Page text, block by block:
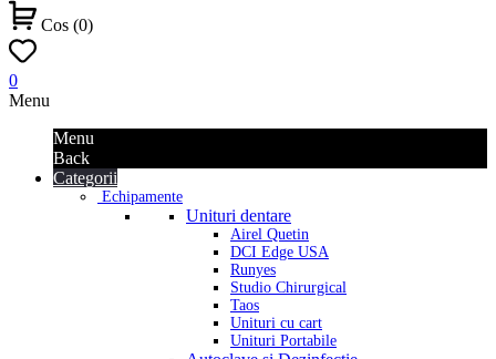
Cos (0)
0
Menu
Menu
Back
Categorii
Echipamente
Unituri dentare
Airel Quetin
DCI Edge USA
Runyes
Studio Chirurgical
Taos
Unituri cu cart
Unituri Portabile